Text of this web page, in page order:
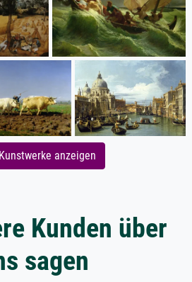
anzeigen
Kunden über
sagen